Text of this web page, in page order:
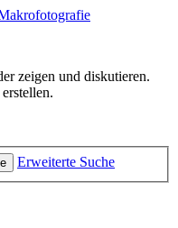
zeigen und diskutieren.
Erweiterte Suche